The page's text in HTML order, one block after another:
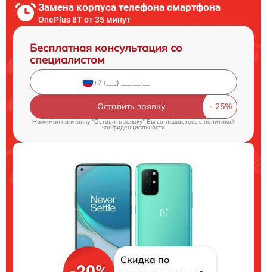
Замена корпуса телефона смартфона
OnePlus 8T от 35 минут
Бесплатная консультация со
специалистом
Оставить заявку
Нажимая на кнопку "Оставить заявку" Вы соглашаетесь c политикой
конфиденциальности
Скидка по